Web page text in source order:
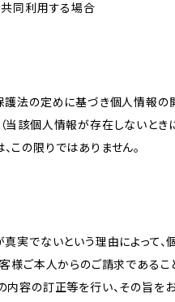
共同利用する場合
護法の定めに基づき個人情報
当該個人情報が存在しないとき
この限りではありません。
真実でないという理由によって
客様ご本人からのご請求であ
内容の訂正等を行い、その旨